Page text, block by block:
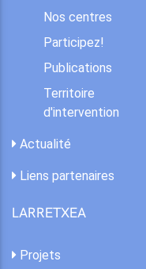
Nos centres
Participez!
Publications
Territoire
d'intervention
Actualité
Liens partenaires
LARRETXEA
Projets